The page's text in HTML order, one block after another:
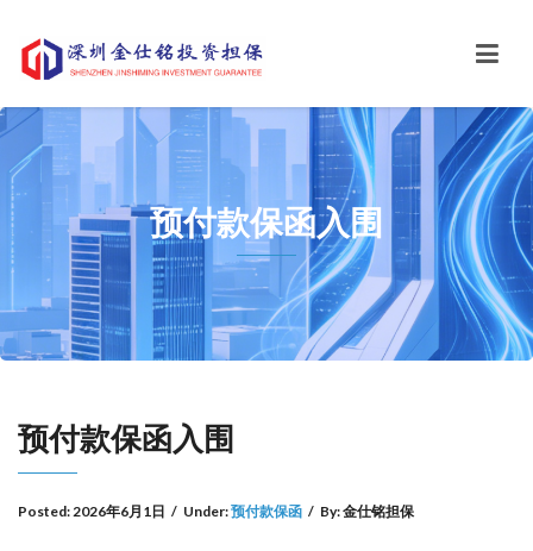
预付款保函入围
预付款保函入围
Posted:2026年6月1日 / Under:预付款保函 / By:金仕铭担保